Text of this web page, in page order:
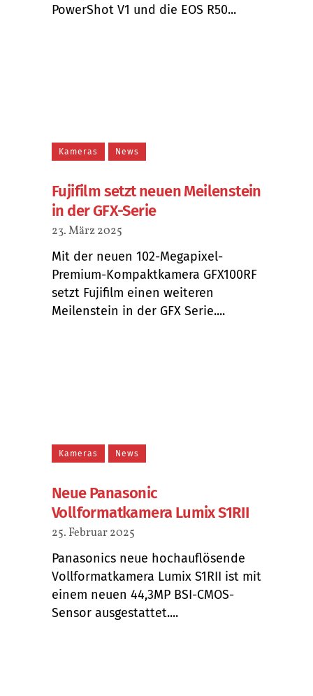
PowerShot V1 und die EOS R50...
Kameras News
Fujifilm setzt neuen Meilenstein
in der GFX-Serie
23. März 2025
Mit der neuen 102-Megapixel-
Premium-Kompaktkamera GFX100RF
setzt Fujifilm einen weiteren
Meilenstein in der GFX Serie....
Kameras News
Neue Panasonic
Vollformatkamera Lumix S1RII
25. Februar 2025
Panasonics neue hochauflösende
Vollformatkamera Lumix S1RII ist mit
einem neuen 44,3MP BSI-CMOS-
Sensor ausgestattet....